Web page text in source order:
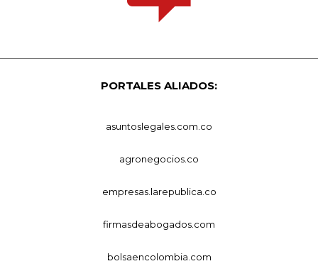
PORTALES ALIADOS:
asuntoslegales.com.co
agronegocios.co
empresas.larepublica.co
firmasdeabogados.com
bolsaencolombia.com